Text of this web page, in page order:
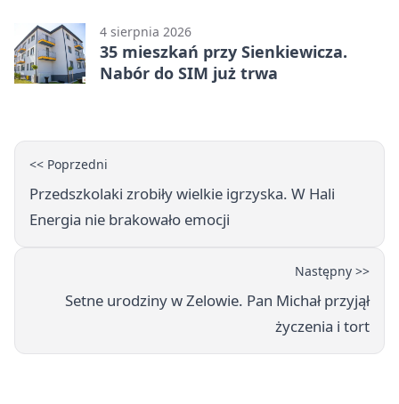
4 sierpnia 2026
35 mieszkań przy Sienkiewicza.
Nabór do SIM już trwa
<< Poprzedni
Przedszkolaki zrobiły wielkie igrzyska. W Hali
Energia nie brakowało emocji
Następny >>
Setne urodziny w Zelowie. Pan Michał przyjął
życzenia i tort